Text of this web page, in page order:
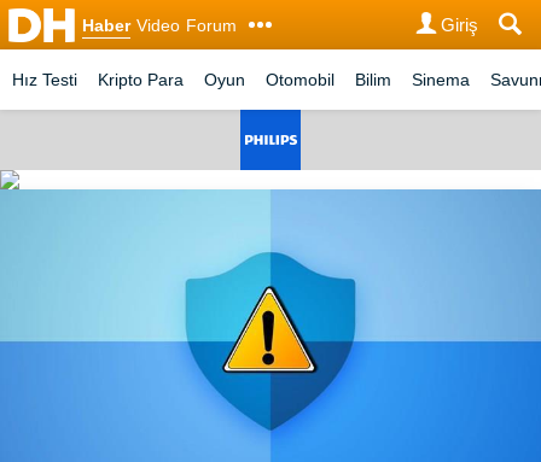
Haber Video Forum Giriş
Hız Testi Kripto Para Oyun Otomobil Bilim Sinema